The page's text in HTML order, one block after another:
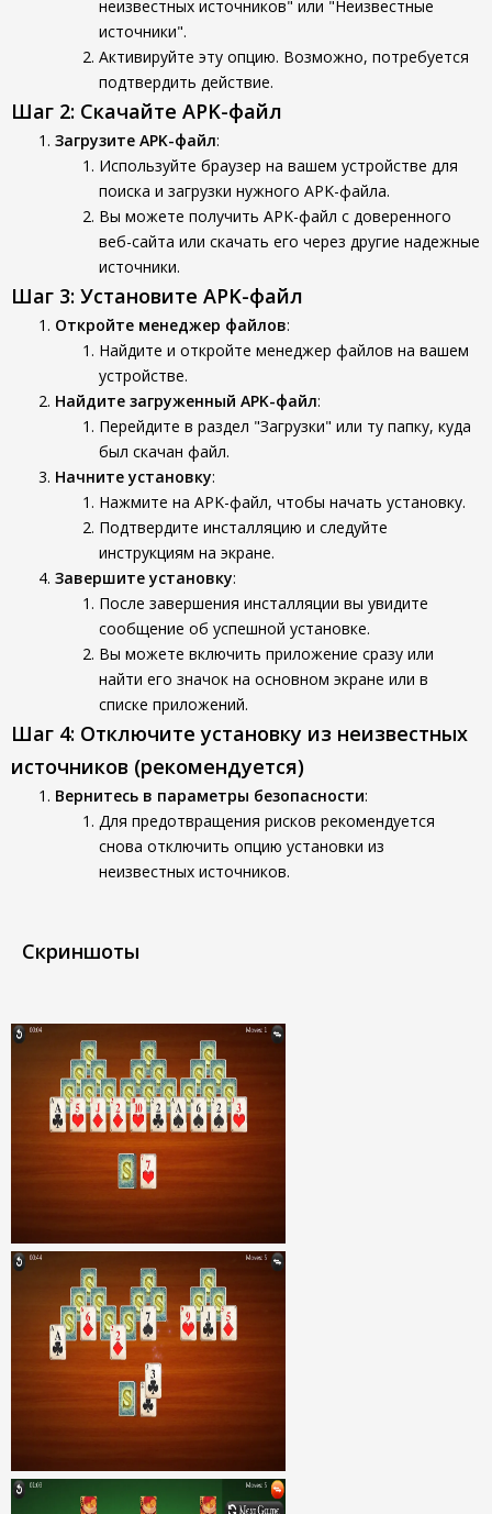
неизвестных источников" или "Неизвестные
источники".
Активируйте эту опцию. Возможно, потребуется
подтвердить действие.
Шаг 2: Скачайте APK-файл
Загрузите APK-файл:
Используйте браузер на вашем устройстве для
поиска и загрузки нужного APK-файла.
Вы можете получить APK-файл с доверенного
веб-сайта или скачать его через другие надежные
источники.
Шаг 3: Установите APK-файл
Откройте менеджер файлов:
Найдите и откройте менеджер файлов на вашем
устройстве.
Найдите загруженный APK-файл:
Перейдите в раздел "Загрузки" или ту папку, куда
был скачан файл.
Начните установку:
Нажмите на APK-файл, чтобы начать установку.
Подтвердите инсталляцию и следуйте
инструкциям на экране.
Завершите установку:
После завершения инсталляции вы увидите
сообщение об успешной установке.
Вы можете включить приложение сразу или
найти его значок на основном экране или в
списке приложений.
Шаг 4: Отключите установку из неизвестных
источников (рекомендуется)
Вернитесь в параметры безопасности:
Для предотвращения рисков рекомендуется
снова отключить опцию установки из
неизвестных источников.
Скриншоты